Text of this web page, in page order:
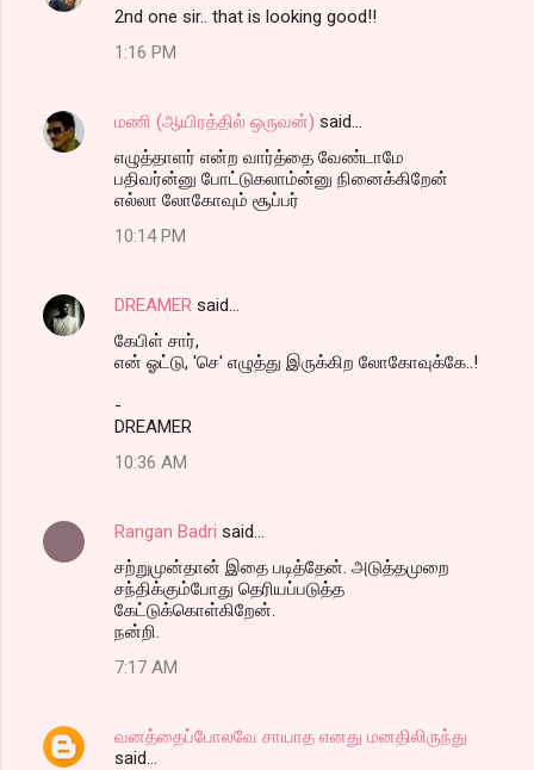
2nd one sir.. that is looking good!!
1:16 PM
மணி (ஆயிரத்தில் ஒருவன்) said…
எழுத்தாளர் என்ற வார்த்தை வேண்டாமே
பதிவர்ன்னு போட்டுகலாம்ன்னு நினைக்கிறேன்
எல்லா லோகோவும் சூப்பர்
10:14 PM
DREAMER said…
கேபிள் சார்,
என் ஓட்டு, 'செ' எழுத்து இருக்கிற லோகோவுக்கே..!
-
DREAMER
10:36 AM
Rangan Badri said…
சற்றுமுன்தான் இதை படித்தேன். அடுத்தமுறை
சந்திக்கும்போது தெரியப்படுத்த
கேட்டுக்கொள்கிறேன்.
நன்றி.
7:17 AM
வனத்தைப்போலவே சாயாத எனது மனதிலிருந்து
said…